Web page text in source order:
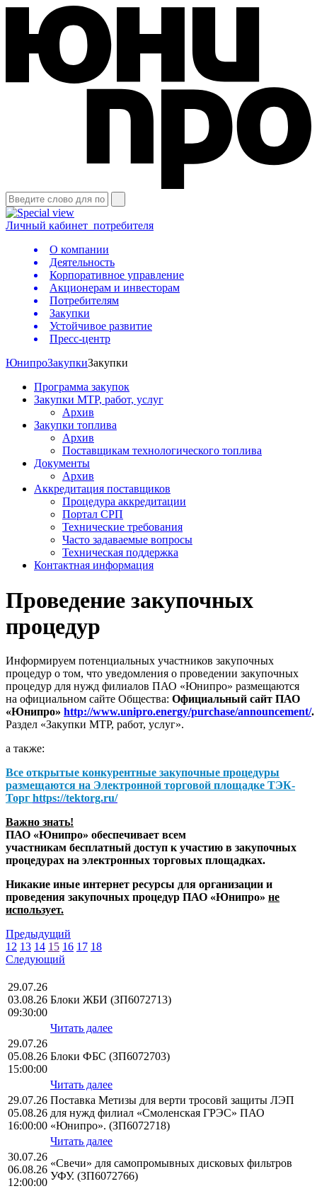
Личный кабинет потребителя
О компании
Деятельность
Корпоративное управление
Акционерам и инвесторам
Потребителям
Закупки
Устойчивое развитие
Пресс-центр
ЮнипроЗакупкиЗакупки
Программа закупок
Закупки МТР, работ, услуг
Архив
Закупки топлива
Архив
Поставщикам технологического топлива
Документы
Архив
Аккредитация поставщиков
Процедура аккредитации
Портал СРП
Технические требования
Часто задаваемые вопросы
Техническая поддержка
Контактная информация
Проведение закупочных
процедур
Информируем потенциальных участников закупочных
процедур о том, что уведомления о проведении закупочных
процедур для нужд филиалов ПАО «Юнипро» размещаются
на официальном сайте Общества: Официальный сайт ПАО
«Юнипро» http://www.unipro.energy/purchase/announcement/.
Раздел «Закупки МТР, работ, услуг».
а также:
Все открытые конкурентные закупочные процедуры
размещаются на Электронной торговой площадке ТЭК-
Торг https://tektorg.ru/
Важно знать!
ПАО «Юнипро» обеспечивает всем
участникам бесплатный доступ к участию в закупочных
процедурах на электронных торговых площадках.
Никакие иные интернет ресурсы для организации и
проведения закупочных процедур ПАО «Юнипро» не
использует.
Предыдущий
12 13 14 15 16 17 18
Следующий
29.07.26
03.08.26
09:30:00
Блоки ЖБИ (ЗП6072713)
Читать далее
29.07.26
05.08.26
15:00:00
Блоки ФБС (ЗП6072703)
Читать далее
29.07.26
05.08.26
16:00:00
Поставка Метизы для верти тросовй защиты ЛЭП
для нужд филиал «Смоленская ГРЭС» ПАО
«Юнипро». (ЗП6072718)
Читать далее
30.07.26
06.08.26
12:00:00
«Свечи» для самопромывных дисковых фильтров
УФУ. (ЗП6072766)